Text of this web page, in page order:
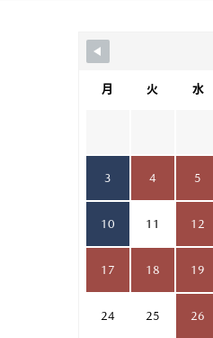
月 火 水
3 4 5
10 11 12
17 18 19
24 25 26